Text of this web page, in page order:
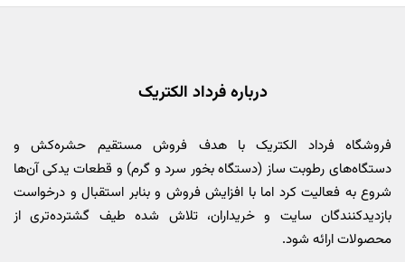
درباره فرداد الکتریک
فروشگاه فرداد الکتریک با هدف فروش مستقیم حشره‌کش و
دستگاه‌های رطوبت ساز (دستگاه بخور سرد و گرم) و قطعات یدکی آن‌ها
شروع به فعالیت کرد اما با افزایش فروش و بنابر استقبال و درخواست
بازدیدکنندگان سایت و خریداران، تلاش شده طیف گشترده‌تری از
محصولات ارائه شود.